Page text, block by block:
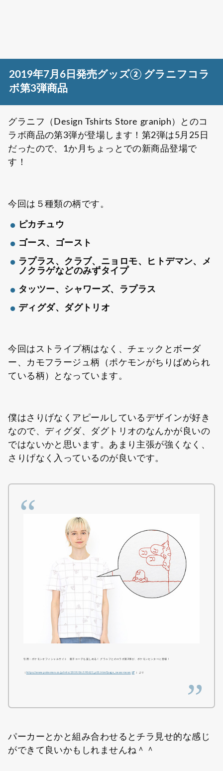
2019年7月6日発売グッズ② グラニフコラ
ボ第3弾商品
グラニフ（Design Tshirts Store graniph）とのコ
ラボ商品の第3弾が登場します！第2弾は5月25日
だったので、1か月ちょっとでの新商品登場で
す！
今回は５種類の柄です。
ピカチュウ
ゴース、ゴースト
ラプラス、クラブ、ニョロモ、ヒトデマン、メ
ノクラゲなどのみずタイプ
タッツー、シャワーズ、ラプラス
ディグダ、ダグトリオ
今回はストライプ柄はなく、チェックとボーダ
ー、カモフラージュ柄（ポケモンがちりばめられ
ている柄）となっています。
僕はさりげなくアピールしているデザインが好き
なので、ディグダ、ダグトリオのなんかが良いの
ではないかと思います。あまり主張が強くなく、
さりげなく入っているのが良いです。
引用：ポケモンオフィシャルサイト 親子コーデも楽しめる！ グラニフとのコラボ第3弾が、ポケモンセンターに登場！
（ https://www.pokemon.co.jp/info/2019/06/190621_p01.html?page_news=news ）より
パーカーとかと組み合わせるとチラ見せ的な感じ
ができて良いかもしれませんね＾＾